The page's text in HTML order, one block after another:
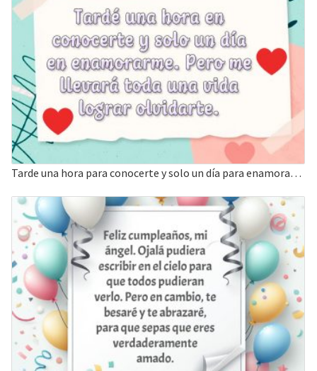
Tarde una hora para conocerte y solo un día para enamorarme